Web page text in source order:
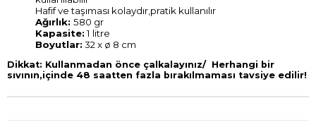
Hafif ve taşıması kolaydır,pratik kullanılır
Ağırlık: 580 gr
Kapasite:1 litre
Boyutlar: 32 x ø 8 cm
Dikkat: Kullanmadan önce çalkalayınız/ Herhangi bir
sıvının,içinde 48 saatten fazla bırakılmaması tavsiye edilir!